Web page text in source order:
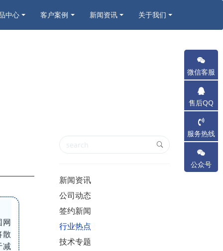
中心 客户案例 新闻资讯 关于我们
散
减
新闻资讯
公司动态
签约新闻
行业热点
技术专题
微信客服
售后QQ
服务热线
公众号